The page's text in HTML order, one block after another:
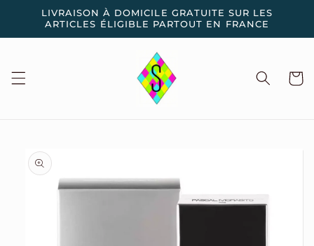
passer
contenu
LIVRAISON À DOMICILE GRATUITE SUR LES
ARTICLES ÉLIGIBLE PARTOUT EN FRANCE
Panier
Passer aux
informations
produits